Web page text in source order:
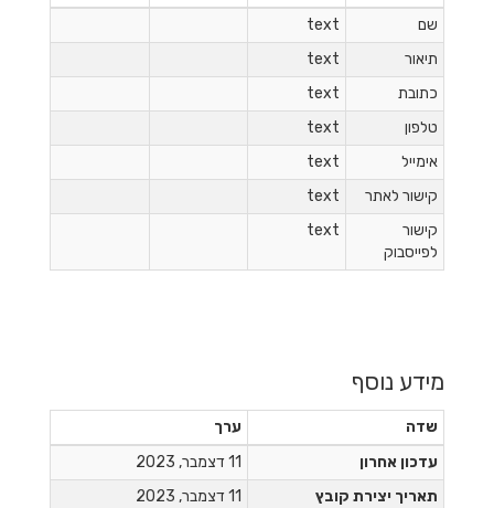
שם
text
תיאור
text
כתובת
text
טלפון
text
אימייל
text
קישור לאתר
text
קישור
לפייסבוק
text
מידע נוסף
שדה
ערך
עדכון אחרון
11 דצמבר, 2023
תאריך יצירת קובץ
11 דצמבר, 2023